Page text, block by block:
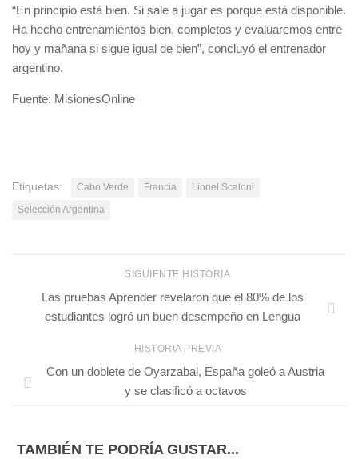
“En principio está bien. Si sale a jugar es porque está disponible.
Ha hecho entrenamientos bien, completos y evaluaremos entre
hoy y mañana si sigue igual de bien”, concluyó el entrenador
argentino.
Fuente: MisionesOnline
Etiquetas: Cabo Verde Francia
Lionel Scaloni
Selección Argentina
SIGUIENTE HISTORIA
Las pruebas Aprender revelaron que el 80% de los
estudiantes logró un buen desempeño en Lengua
HISTORIA PREVIA
Con un doblete de Oyarzabal, España goleó a Austria
y se clasificó a octavos
TAMBIÉN TE PODRÍA GUSTAR...